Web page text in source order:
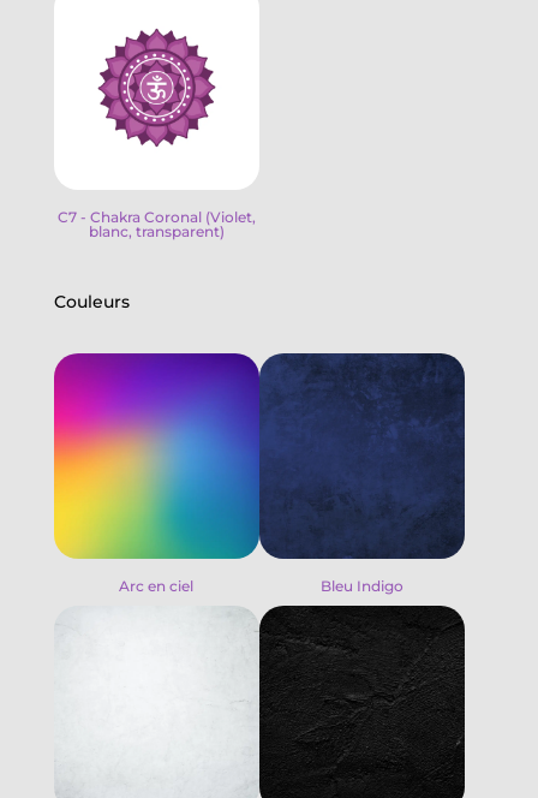
C7 - Chakra Coronal (Violet,
blanc, transparent)
Couleurs
Arc en ciel Bleu Indigo